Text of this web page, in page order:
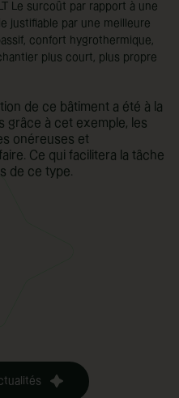
Le surcoût par rapport à une
justifiable par une meilleure
confort hygrothermique,
plus court, plus propre
de ce bâtiment a été à la
grâce à cet exemple, les
onéreuses et
Ce qui facilitera la tâche
de ce type.